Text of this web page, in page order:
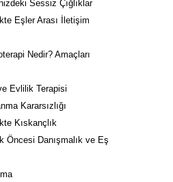
Sessiz Çığlıklar
Eşler Arası İletişim
Nedir? Amaçları
Evlilik Terapisi
Kararsızlığı
Kıskançlık
Öncesi Danışmalık ve Eş